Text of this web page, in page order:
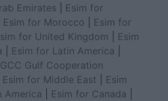
Emirates
Esim for
Esim for Morocco
Esim for
for United Kingdom
Esim
Esim for Latin America
Gulf Cooperation
Esim for Middle East
Esim
America
Esim for Canada